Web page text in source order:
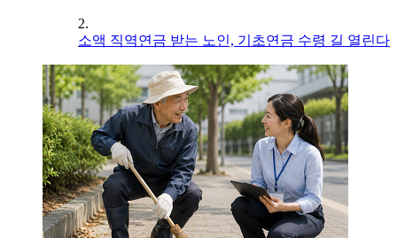
2.
소액 직역연금 받는 노인, 기초연금 수령 길 열린다